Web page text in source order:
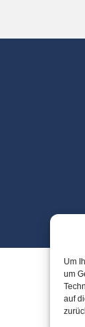
Um
um
auf